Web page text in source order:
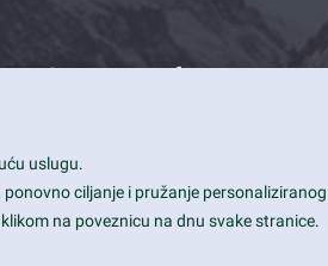
Contact Info
View, CA 94043
+1 650-253-0000
uslugu.
ciljanje i pružanje
na poveznicu na dnu svake stranice.